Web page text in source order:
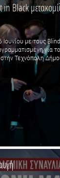
Black
με τους
για
Τεχνόπολη